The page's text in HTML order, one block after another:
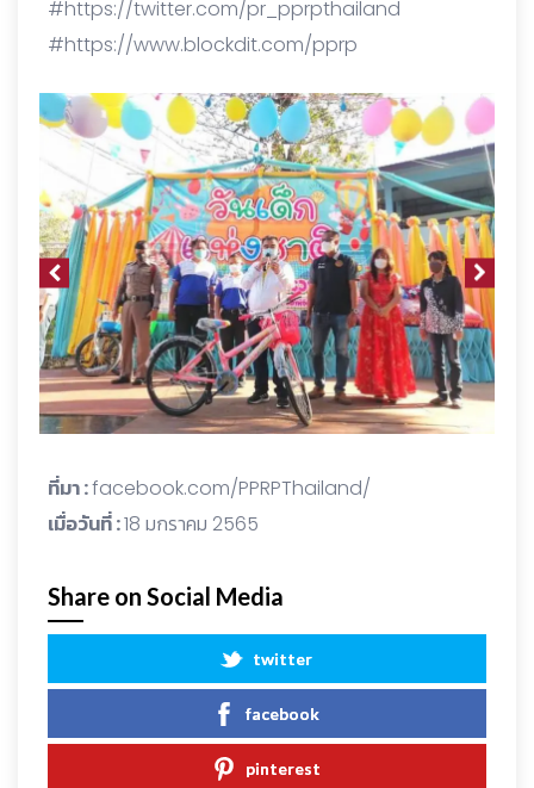
#https://twitter.com/pr_pprpthailand
#https://www.blockdit.com/pprp
ที่มา :facebook.com/PPRPThailand/
เมื่อวันที่ :18 มกราคม 2565
Share on Social Media
twitter
facebook
pinterest